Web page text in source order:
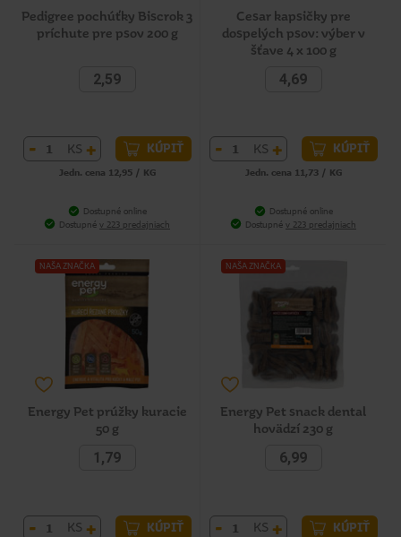
Pedigree pochúťky Biscrok 3
príchute pre psov 200 g
2,59
- KS + KÚPIŤ
Jedn. cena 12,95 / KG
Dostupné online
Dostupné v 223 predajniach
Cesar kapsičky pre
dospelých psov: výber v
šťave 4 x 100 g
4,69
- KS + KÚPIŤ
Jedn. cena 11,73 / KG
Dostupné online
Dostupné v 223 predajniach
NAŠA ZNAČKA
Energy Pet prúžky kuracie
50 g
1,79
- KS + KÚPIŤ
NAŠA ZNAČKA
Energy Pet snack dental
hovädzí 230 g
6,99
- KS + KÚPIŤ